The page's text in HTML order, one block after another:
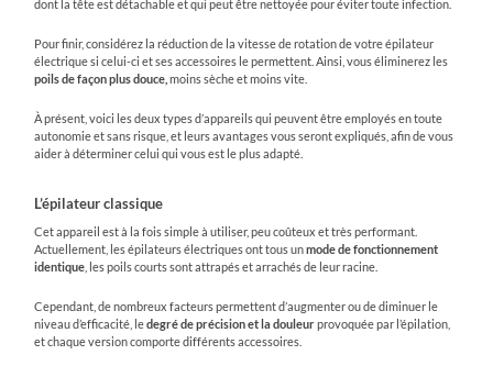
dont la tête est détachable et qui peut être nettoyée pour éviter toute infection.
Pour finir, considérez la réduction de la vitesse de rotation de votre épilateur
électrique si celui-ci et ses accessoires le permettent. Ainsi, vous éliminerez les
poils de façon plus douce,moins sèche et moins vite.
À présent, voici les deux types d’appareils qui peuvent être employés en toute
autonomie et sans risque, et leurs avantages vous seront expliqués, afin de vous
aider à déterminer celui qui vous est le plus adapté.
L’épilateur classique
Cet appareil est à la fois simple à utiliser, peu coûteux et très performant.
Actuellement, les épilateurs électriques ont tous unmode de fonctionnement
identique , les poils courts sont attrapés et arrachés de leur racine.
Cependant, de nombreux facteurs permettent d’augmenter ou de diminuer le
niveau d’efficacité, ledegré de précision et la douleurprovoquée par l’épilation,
et chaque version comporte différents accessoires.